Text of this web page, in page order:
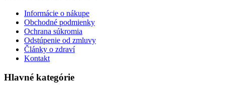
Informácie o nákupe
Obchodné podmienky
Ochrana súkromia
Odstúpenie od zmluvy
Články o zdraví
Kontakt
Hlavné kategórie